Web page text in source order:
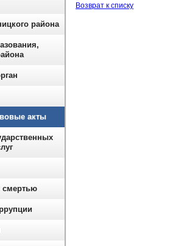
Возврат к списку
района
акты
смертью